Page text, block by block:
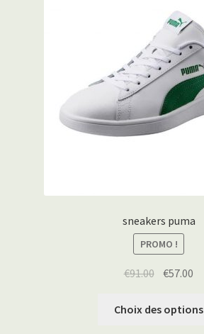
sneakers puma
PROMO !
€91.00 €57.00
Choix des options